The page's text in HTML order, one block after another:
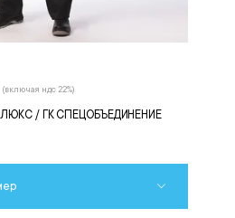
ЛЮКС / ГК СПЕЦОБЪЕДИНЕНИЕ
(включая ндс 22%)